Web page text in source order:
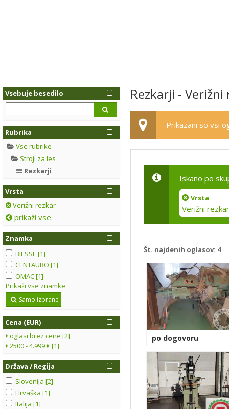
Vsebuje besedilo
Rubrika
Vse rubrike
Stroji za les
Rezkarji
Vrsta
Verižni rezkar
prikaži vse
Znamka
BIESSE [1]
CENTAURO [1]
OMAC [1]
Prikaži vse znamke
Samo izbrane
Cena (EUR)
oglasi brez cene [2]
2500 - 4.999 € [1]
Država / Regija
Slovenija [2]
Hrvaška [1]
Italija [1]
Rezkarji - Verižni
Prikazani so vsi
Iskano po
Vrsta
Verižni rezkar
Št. najdenih oglasov: 4
po dogovoru